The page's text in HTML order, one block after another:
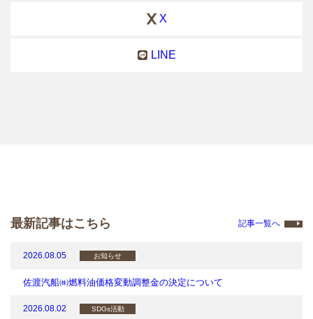
X
LINE
最新記事はこちら 記事一覧へ
2026.08.05 お知らせ
佐渡汽船㈱燃料油価格変動調整金の決定について
2026.08.02 SDGs活動